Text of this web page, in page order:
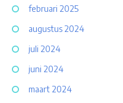
februari 2025
augustus 2024
juli 2024
juni 2024
maart 2024